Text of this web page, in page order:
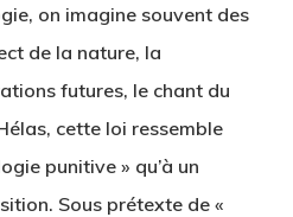
on imagine souvent des
de la nature, la
futures, le chant du
cette loi ressemble
punitive » qu’à un
Sous prétexte de «